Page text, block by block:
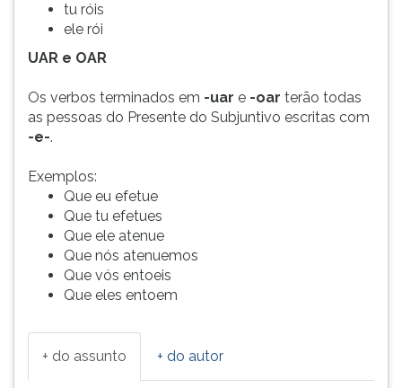
tu róis
ele rói
UAR e OAR
Os verbos terminados em -uar e -oar terão todas
as pessoas do Presente do Subjuntivo escritas com
-e-.
Exemplos:
Que eu efetue
Que tu efetues
Que ele atenue
Que nós atenuemos
Que vós entoeis
Que eles entoem
+ do assunto + do autor